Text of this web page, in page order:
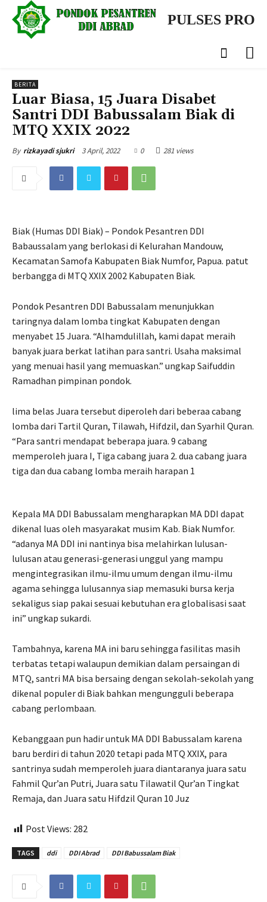
PULSES PRO
BERITA
Luar Biasa, 15 Juara Disabet
Santri DDI Babussalam Biak di
MTQ XXIX 2022
By rizkayadi sjukri 3 April, 2022 0 281 views
Biak (Humas DDI Biak) – Pondok Pesantren DDI
Babaussalam yang berlokasi di Kelurahan Mandouw,
Kecamatan Samofa Kabupaten Biak Numfor, Papua. patut
berbangga di MTQ XXIX 2002 Kabupaten Biak.
Pondok Pesantren DDI Babussalam menunjukkan
taringnya dalam lomba tingkat Kabupaten dengan
menyabet 15 Juara. “Alhamdulillah, kami dapat meraih
banyak juara berkat latihan para santri. Usaha maksimal
yang menuai hasil yang memuaskan.” ungkap Saifuddin
Ramadhan pimpinan pondok.
lima belas Juara tersebut diperoleh dari beberaa cabang
lomba dari Tartil Quran, Tilawah, Hifdzil, dan Syarhil Quran.
“Para santri mendapat beberapa juara. 9 cabang
memperoleh juara I, Tiga cabang juara 2. dua cabang juara
tiga dan dua cabang lomba meraih harapan 1
Kepala MA DDI Babussalam mengharapkan MA DDI dapat
dikenal luas oleh masyarakat musim Kab. Biak Numfor.
“adanya MA DDI ini nantinya bisa melahirkan lulusan-
lulusan atau generasi-generasi unggul yang mampu
mengintegrasikan ilmu-ilmu umum dengan ilmu-ilmu
agama sehingga lulusannya siap memasuki bursa kerja
sekaligus siap pakai sesuai kebutuhan era globalisasi saat
ini” ungkap sukardi.
Tambahnya, karena MA ini baru sehingga fasilitas masih
terbatas tetapi walaupun demikian dalam persaingan di
MTQ, santri MA bisa bersaing dengan sekolah-sekolah yang
dikenal populer di Biak bahkan mengungguli beberapa
cabang perlombaan.
Kebanggaan pun hadir untuk MA DDI Babussalam karena
baru berdiri di tahun 2020 tetapi pada MTQ XXIX, para
santrinya sudah memperoleh juara diantaranya juara satu
Fahmil Qur’an Putri, Juara satu Tilawatil Qur’an Tingkat
Remaja, dan Juara satu Hifdzil Quran 10 Juz
Post Views: 282
TAGS ddi DDI Abrad DDI Babussalam Biak